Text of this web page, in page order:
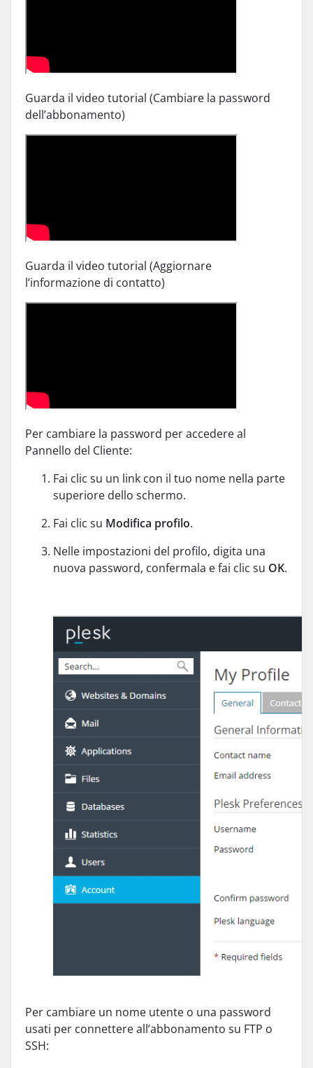
Guarda il video tutorial (Cambiare la password
dell’abbonamento)
Guarda il video tutorial (Aggiornare
l’informazione di contatto)
Per cambiare la password per accedere al
Pannello del Cliente:
Fai clic su un link con il tuo nome nella parte
superiore dello schermo.
Fai clic su Modifica profilo.
Nelle impostazioni del profilo, digita una
nuova password, confermala e fai clic su OK.
Per cambiare un nome utente o una password
usati per connettere all’abbonamento su FTP o
SSH: